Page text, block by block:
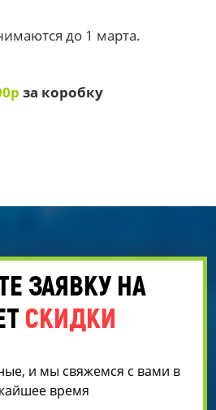
до 1 марта.
за коробку
ЗАЯВКУ НА
СКИДКИ
и мы свяжемся с вами в
время